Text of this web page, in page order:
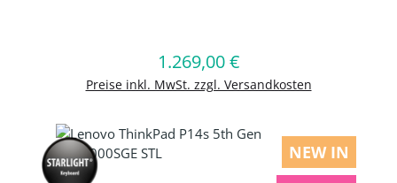
Regulärer Preis:
1.269,00 €
Preise inkl. MwSt. zzgl. Versandkosten
In den Warenkorb
NEW IN